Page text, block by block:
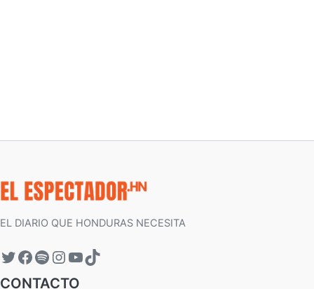
EL DIARIO QUE HONDURAS NECESITA
CONTACTO